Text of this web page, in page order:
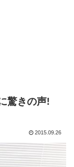
驚きの声!
2015.09.26